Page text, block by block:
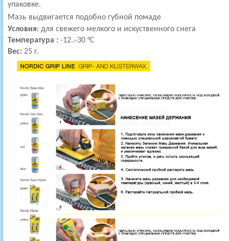
упаковке.
Мазь выдвигается подобно губной помаде
Условия: для свежего мелкого и искуственного снега
Температура : -12..-30 °С
Вес: 25 г.